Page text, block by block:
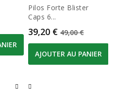
base
Pilos Forte Blister
Caps 6...
Prix
39,20 € Prix de base
49,00 €
AJOUTER AU PANIER